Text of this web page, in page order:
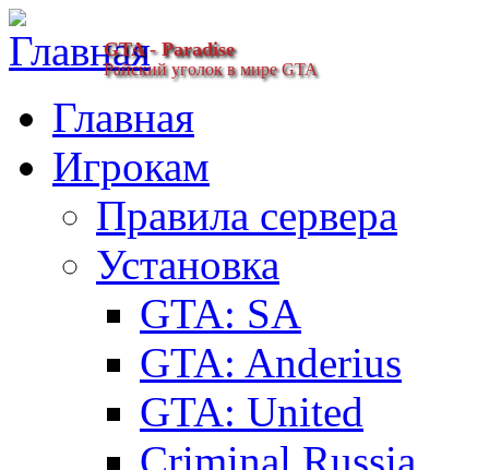
GTA - Paradise
Райский уголок в мире GTA
Главная
Игрокам
Правила сервера
Установка
GTA: SA
GTA: Anderius
GTA: United